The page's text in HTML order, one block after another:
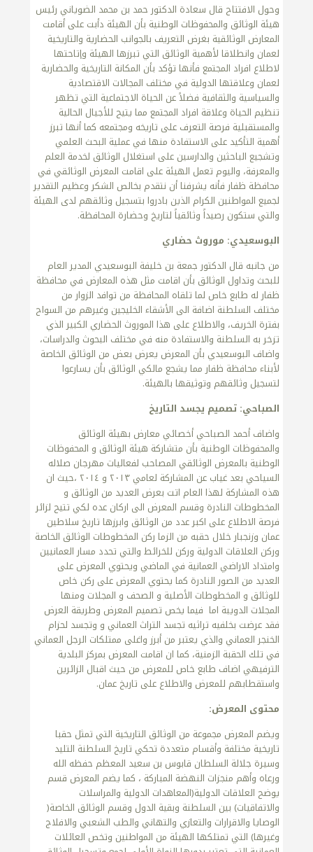
وحول الافتتاح قال سعادة الدكتور حمد بن محمد الضوياني رئيس
هيئة الوثائق والمحفوظات الوطنية بأن الهيئة دأبت على أقامت
المعارض الوثائقية بغرض التعريف بالجوانب الحضارية والتاريخية
لعمان وانطلاقا لأهمية الوثائق التي تبرزها الهيئة وإتاحتها
لاطلاع افراد المجتمع فأنها تؤكد بأن المكانة التاريخية والحضارية
لعمان وعلاقتها الدولية في مختلف المجالات الاقتصادية
والسياسية والثقافية فضلاً عن الحياة الاجتماعية التي تظهر
تنظيم الحياة وعلاقة افراد المجتمع مما يتيح للأجيال الحالية
والمستقبلية فرصة التعرف على تاريخه ومجتمعه كما أنها تبرز
أهمية التأكيد على الاستفادة منها في عملية البحث العلمي
وتشجيع الباحثين والدارسين على استغلال الوثائق لخدمة العلم
والمعرفة، واليوم تعمل الهيئة على اقامت المعرض الوثائقي في
محافظة ظفار فأنه يشرفنا أن نتقدم بخالص الشكر وعظيم التقدير
لجميع المواطنين الكرام الذين بادروا بتسجيل وثائقهم لدى الهيئة
والتي ستكون رصيداً وثائقياً لتاريخ وحضارة المحافظة.
البوسعيدي: موروث حضاري
من جانبه قال الدكتور جمعة بن خليفة البوسعيدي المدير العام
للبحث وتداول الوثائق بأن اقامت مثل هذه المعارض في محافظة
ظفار له طابع خاص لما تلقاه المحافظة من توافد الزوار من
مختلف السلطنة اضافة الى الأشقاء الخليجين وغيرهم من السواح
بفترة الخريف، والاطلاع على هذا الموروث الحضاري الكبير الذي
تزخر به السلطنة والاستفادة منه في مختلف البحوث والدراسات،
واضاف البوسعيدي بأن المعرض يعرض بعض من الوثائق الخاصة
لأبناء محافظة ظفار مما يشجع مالكي الوثائق بأن يسارعوا
لتسجيل وثائقهم وتوثيقها بالهيئة.
الصباحي: تصميم يجسد التاريخ
واضاف أحمد الصباحي أخصائي معارض بهيئة الوثائق
والمحفوظات الوطنية بأن متشاركة هيئة الوثائق و المحفوظات
الوطنية بالمعرض الوثائقي المصاحب لفعاليات مهرجان صلاله
السياحي بعد غياب عن المشاركة لعامي ٢٠١٣ و ٢٠١٤ ،حيث ان
هذه المشاركة لهذا العام اتت بعرض العديد من الوثائق و
المخطوطات النادرة وقسم المعرض الى اركان عده لكي تتيح لزائر
فرصة الاطلاع على اكبر عدد من الوثائق وابرزها تاريخ سلاطين
عمان وزنجبار خلال حقبه من الزما ركن المخطوطات الوثائق الخاصة
وركن العلاقات الدولية وركن للخرائط والتي تحدد مسار العمانيين
وامتداد الاراضي العمانية في الماضي ويحتوي المعرض على
العديد من الصور النادرة كما يحتوي المعرض على ركن خاص
للوثائق و المخطوطات الأصلية و الصحف و المجلات ومنها
المجلات الدويبة اما فيما يخص تصميم المعرض وطريقة العرض
فقد عرضت بخلفيه تراثيه تجسد التراث العماني و وتجسد لحزام
الخنجر العماني والذي يعتبر من أبرز واغلى ممتلكات الرجل العماني
في تلك الحقبة الزمنية، كما ان اقامت المعرض بمركز البلدية
الترفيهي اضاف طابع خاص للمعرض من حيث اقبال الزائرين
واستقطابهم للمعرض والاطلاع على تاريخ عمان.
محتوى المعرض:
ويضم المعرض مجموعة من الوثائق التاريخية التي تمثل حقبا
تاريخية مختلفة وأقسام متعددة تحكي تاريخ السلطنة التليد
وسيرة جلالة السلطان قابوس بن سعيد المعظم حفظه الله
ورعاه وأهم منجزات النهضة المباركة ، كما يضم المعرض قسم
يوضح العلاقات الدولية(المعاهدات الدولية والمراسلات
والاتفاقيات) بين السلطنة وبقية الدول وقسم الوثائق الخاصة(
الوصايا والاقرارات والتعازي والتهاني والطب الشعبي والافلاج
وغيرها) التي تمتلكها الهيئة من المواطنين وتخص العائلات